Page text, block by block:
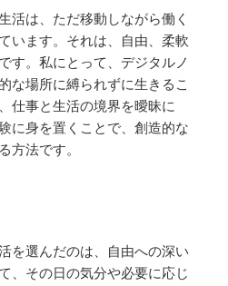
活は、ただ移動しながら働く
います。それは、自由、柔軟
す。私にとって、デジタルノ
な場所に縛られずに生きるこ
仕事と生活の境界を曖昧に
に身を置くことで、創造的な
方法です。
を選んだのは、自由への深い
、その日の気分や必要に応じ